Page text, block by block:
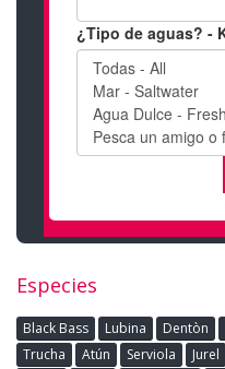
Especies
Black Bass Lubina Dentòn
Trucha
Atún Serviola Jurel